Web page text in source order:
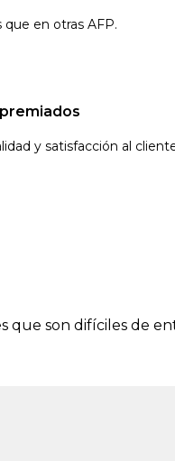
en otras AFP.
y satisfacción al
que son difíciles de